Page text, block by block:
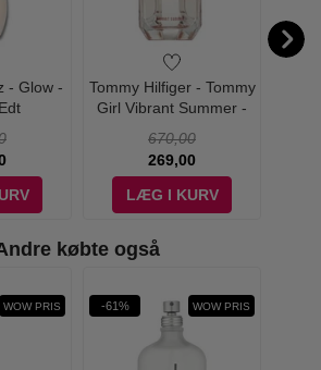
- Glow -
Tommy Hilfiger - Tommy
Girl Vibrant Summer -
670,00
269,00
LÆG I KURV
købte også
WOW PRIS -61% WOW PRIS